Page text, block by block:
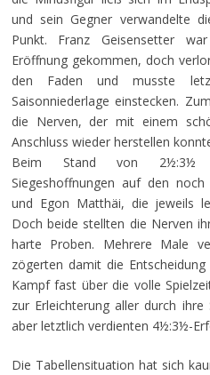
und sein Gegner verwandelte
Punkt. Franz Geisensetter
Eröffnung gekommen, doch
den Faden und musste
Saisonniederlage einstecken.
die Nerven, der mit einem
Anschluss wieder herstellen
Beim Stand von 2½:3½
Siegeshoffnungen auf den
und Egon Matthäi, die jeweils
Doch beide stellten die Nerven
harte Proben. Mehrere Male
zögerten damit die
Kampf fast über die volle
zur Erleichterung aller durch
aber letztlich verdienten 4½:3½-
Die Tabellensituation hat sich